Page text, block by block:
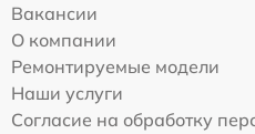
Вакансии
О компании
Ремонтируемые модели
Наши услуги
Согласие на обработку